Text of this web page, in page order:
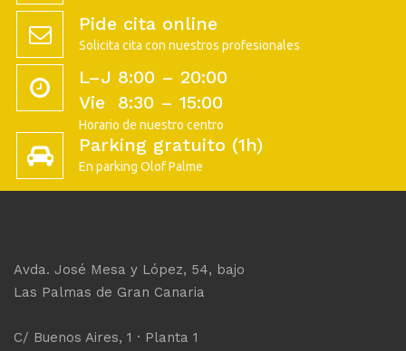
Pide cita online
Solicita cita con nuestros profesionales
L–J 8:00 – 20:00
Vie 8:30 – 15:00
Horario de nuestro centro
Parking gratuito (1h)
En parking Olof Palme
Avda. José Mesa y López, 54, bajo
Las Palmas de Gran Canaria
C/ Buenos Aires, 1 · Planta 1